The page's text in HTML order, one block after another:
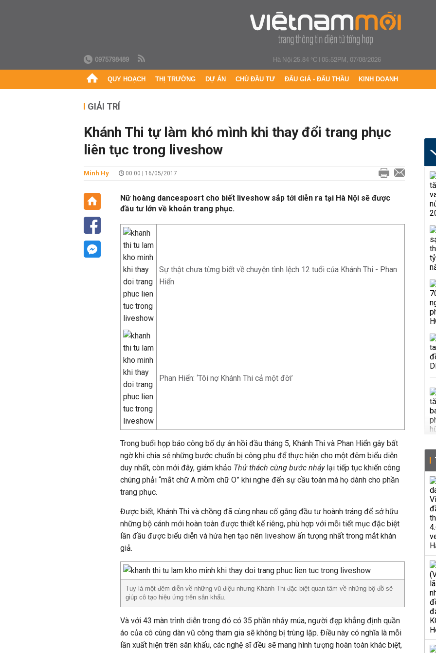
0975798489 Hà Nội 25.84 °C|05:52PM, 07/08/2026
QUY HOẠCH THỊ TRƯỜNG DỰ ÁN CHỦ ĐẦU TƯ ĐẤU GIÁ - ĐẤU THẦU KINH DOANH
GIẢI TRÍ
Khánh Thi tự làm khó mình khi thay đổi trang phục
liên tục trong liveshow
Minh Hy 00:00 | 16/05/2017
Nữ hoàng dancesposrt cho biết liveshow sắp tới diễn ra tại Hà Nội sẽ được
đầu tư lớn về khoản trang phục.
Sự thật chưa từng biết về chuyện tình lệch 12 tuổi của Khánh Thi - Phan
Hiển
Phan Hiển: ‘Tôi nợ Khánh Thi cả một đời’
Trong buổi họp báo công bố dự án hồi đầu tháng 5, Khánh Thi và Phan Hiển gây bất
ngờ khi chia sẻ những bước chuẩn bị công phu để thực hiện cho một đêm biểu diễn
duy nhất, còn mới đây, giám khảo Thử thách cùng bước nhảy lại tiếp tục khiến công
chúng phải “mắt chữ A mồm chữ O” khi nghe đến sự cầu toàn mà họ dành cho phần
trang phục.
Được biết, Khánh Thi và chồng đã cùng nhau cố gắng đầu tư hoành tráng để sở hữu
những bộ cánh mới hoàn toàn được thiết kế riêng, phù hợp với mỗi tiết mục đặc biệt
lần đầu được biểu diễn và hứa hẹn tạo nên liveshow ấn tượng nhất trong mắt khán
giả.
Tuy là một đêm diễn về những vũ điệu nhưng Khánh Thi đặc biệt quan tâm về những bộ đồ sẽ
giúp cô tạo hiệu ứng trên sân khấu.
Và với 43 màn trình diễn trong đó có 35 phần nhảy múa, người đẹp khẳng định quần
áo của cô cùng dàn vũ công tham gia sẽ không bị trùng lặp. Điều này có nghĩa là mỗi
lần xuất hiện trên sân khấu, các nghệ sĩ đều sẽ mang hình tượng hoàn toàn khác biệt,